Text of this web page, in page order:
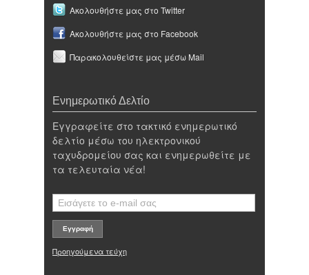
Ακολουθήστε μας στο Twitter
Ακολουθήστε μας στο Facebook
Παρακολουθείστε μας μέσω Mail
Ενημερωτικό Δελτίο
Εγγραφείτε στο τακτικό ενημερωτικό
δελτίο μέσω του ηλεκτρονικού
ταχυδρομείου σας και ενημερωθείτε με
τα τελευταία νέα!
Προηγούμενα τεύχη